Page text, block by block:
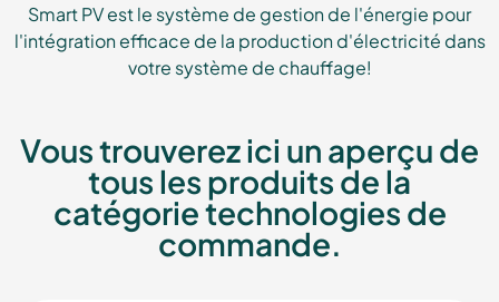
Smart PV est le système de gestion de l'énergie pour
l'intégration efficace de la production d'électricité dans
votre système de chauffage!
Vous trouverez ici un aperçu de
tous les produits de la
catégorie technologies de
commande.